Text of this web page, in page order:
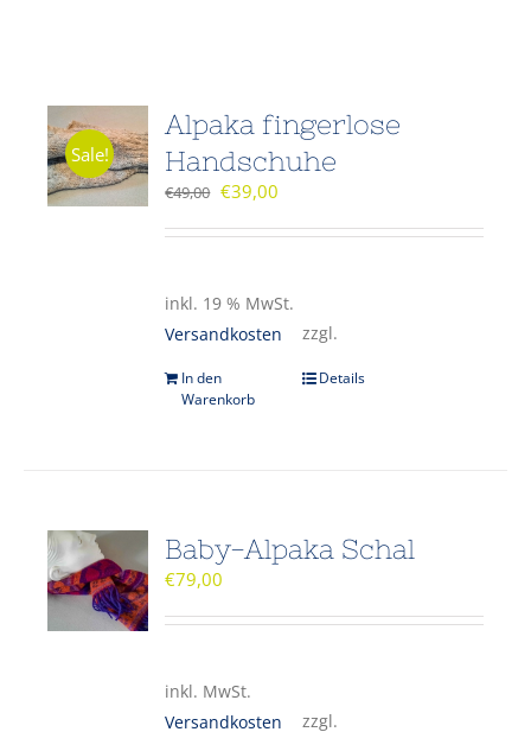
Sale!
Alpaka fingerlose
Handschuhe
€49,00 €39,00
inkl. 19 % MwSt.
zzgl.
Versandkosten
In den
Warenkorb
Details
Baby-Alpaka Schal
€79,00
inkl. MwSt.
zzgl.
Versandkosten